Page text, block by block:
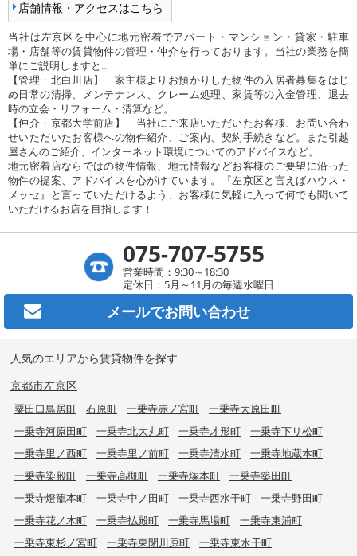
店舗情報・アクセスはこちら
当社は左京区を中心に地元密着でアパート・マンション・貸家・駐車
場・店舗等の賃貸物件の管理・仲介を行っております。当社の業務を簡
単にご説明しますと…
【管理・北白川店】 家主様よりお預かりした物件の入居者募集をはじ
め日常の清掃、メンテナンス、クレーム処理、家賃等の入金管理、退去
時の立会・リフォーム・清算など。
【仲介・京都大学前店】 当社にご来店いただいたお客様、お問い合わ
せいただいたお客様への物件紹介、ご案内、契約手続きなど。また引越
屋さんのご紹介、インターネット環境についてのアドバイスなど。
地元密着店ならではの物件情報、地元情報などお客様のご要望に沿った
物件の提案、アドバイスを心がけています。『左京区と言えばハウス・
メッセ』と言っていただけるよう、お客様に気軽に入って何でも聞いて
いただけるお店を目指します！
075-707-5755
営業時間：9:30～18:30
定休日：5月～11月の毎週水曜日
メールでお問い合わせ
人気のエリアから賃貸物件を探す
京都市左京区
粟田口鳥居町 石原町 一乗寺赤ノ宮町
一乗寺大原田町
一乗寺河原田町
一乗寺北大丸町 一乗寺才形町
一乗寺下リ松町
一乗寺里ノ西町
一乗寺里ノ前町 一乗寺清水町
一乗寺地蔵本町
一乗寺染殿町
一乗寺高槻町 一乗寺塚本町
一乗寺築田町
一乗寺燈籠本町
一乗寺中ノ田町 一乗寺西水干町
一乗寺野田町
一乗寺花ノ木町
一乗寺払殿町 一乗寺馬場町
一乗寺東浦町
一乗寺東杉ノ宮町
一乗寺東閉川原町
一乗寺東水干町